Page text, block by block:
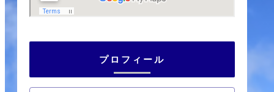
プロフィール